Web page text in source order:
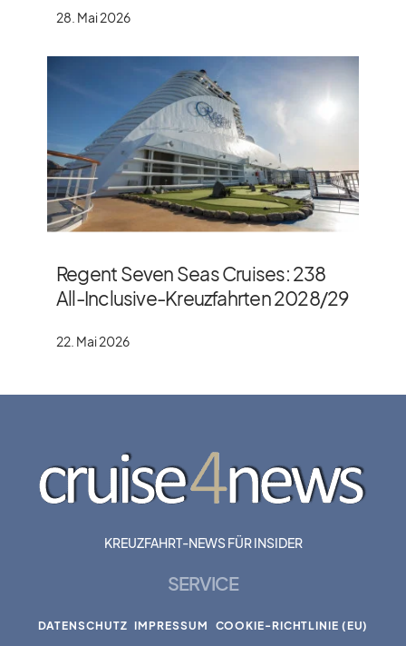
28. Mai 2026
Regent Seven Seas Cruises: 238
All-Inclusive-Kreuzfahrten 2028/​29
22. Mai 2026
KREUZFAHRT-NEWS FÜR INSIDER
SERVICE
DATENSCHUTZ IMPRESSUM COOKIE-RICHTLINIE (EU)